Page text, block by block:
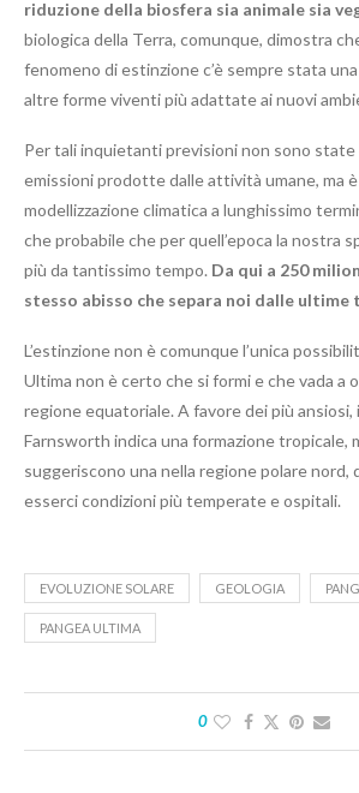
riduzione della biosfera sia animale sia
biologica della Terra, comunque, dimostra
fenomeno di estinzione c’è sempre stata
altre forme viventi più adattate ai nuovi
Per tali inquietanti previsioni non sono
emissioni prodotte dalle attività umane, ma
modellizzazione climatica a lunghissimo
che probabile che per quell’epoca la nostra
più da tantissimo tempo. Da qui a 250
stesso abisso che separa noi dalle
L’estinzione non è comunque l’unica
Ultima non è certo che si formi e che vada a
regione equatoriale. A favore dei più ansiosi,
Farnsworth indica una formazione tropicale,
suggeriscono una nella regione polare nord,
esserci condizioni più temperate e ospitali.
EVOLUZIONE SOLARE GEOLOGIA
PANGEA ULTIMA
0